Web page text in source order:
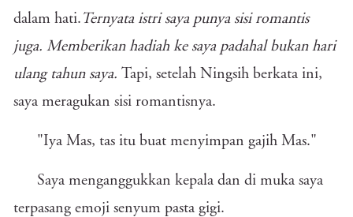
dalam hati. Ternyata istri saya punya sisi romantis
juga. Memberikan hadiah ke saya padahal bukan hari
ulang tahun saya. Tapi, setelah Ningsih berkata ini,
saya meragukan sisi romantisnya.
"Iya Mas, tas itu buat menyimpan gajih Mas."
Saya menganggukkan kepala dan di muka saya
terpasang emoji senyum pasta gigi.